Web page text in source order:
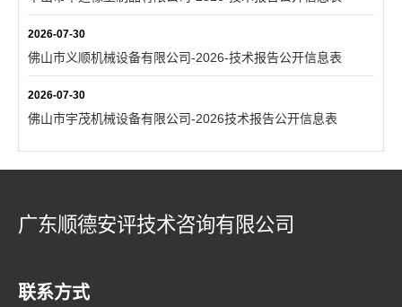
2026-07-30
佛山市义顺机械设备有限公司-2026-技术报告公开信息表
2026-07-30
佛山市宇茂机械设备有限公司-2026技术报告公开信息表
广东顺德安评技术咨询有限公司
联系方式